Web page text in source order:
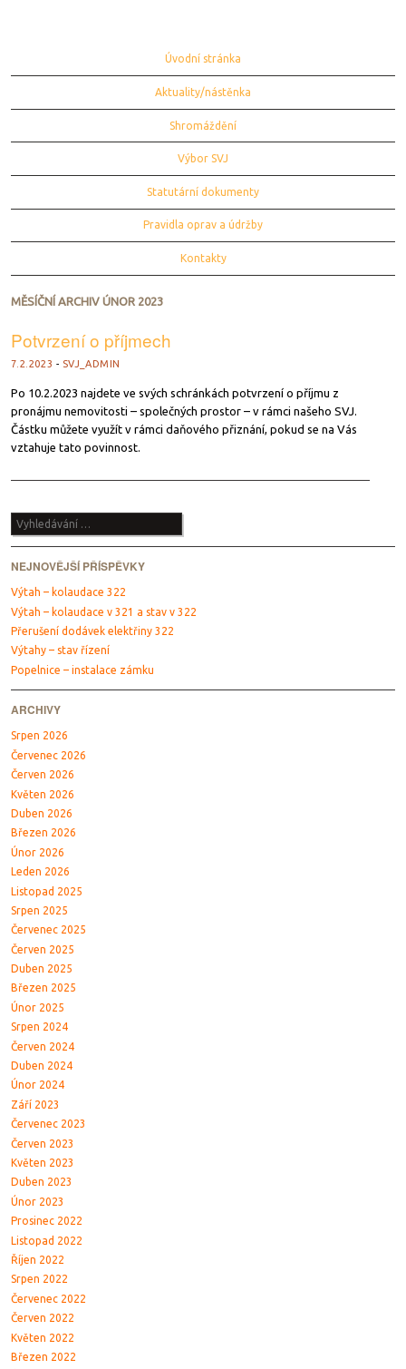
Úvodní stránka
Aktuality/nástěnka
Shromáždění
Výbor SVJ
Statutární dokumenty
Pravidla oprav a údržby
Kontakty
MĚSÍČNÍ ARCHIV ÚNOR 2023
Potvrzení o příjmech
7.2.2023 - SVJ_ADMIN
Po 10.2.2023 najdete ve svých schránkách potvrzení o příjmu z
pronájmu nemovitosti – společných prostor – v rámci našeho SVJ.
Částku můžete využít v rámci daňového přiznání, pokud se na Vás
vztahuje tato povinnost.
Vyhledávání
NEJNOVĚJŠÍ PŘÍSPĚVKY
Výtah – kolaudace 322
Výtah – kolaudace v 321 a stav v 322
Přerušení dodávek elektřiny 322
Výtahy – stav řízení
Popelnice – instalace zámku
ARCHIVY
Srpen 2026
Červenec 2026
Červen 2026
Květen 2026
Duben 2026
Březen 2026
Únor 2026
Leden 2026
Listopad 2025
Srpen 2025
Červenec 2025
Červen 2025
Duben 2025
Březen 2025
Únor 2025
Srpen 2024
Červen 2024
Duben 2024
Únor 2024
Září 2023
Červenec 2023
Červen 2023
Květen 2023
Duben 2023
Únor 2023
Prosinec 2022
Listopad 2022
Říjen 2022
Srpen 2022
Červenec 2022
Červen 2022
Květen 2022
Březen 2022